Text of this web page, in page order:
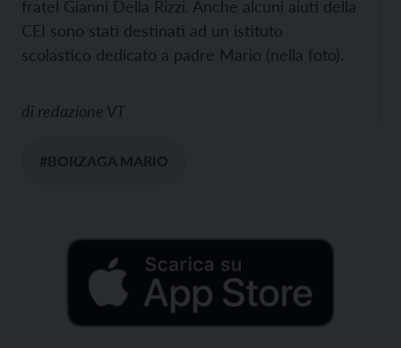
fratel Gianni Della Rizzi. Anche alcuni aiuti della
CEI sono stati destinati ad un istituto
scolastico dedicato a padre Mario (nella foto).
di redazione VT
#BORZAGA MARIO